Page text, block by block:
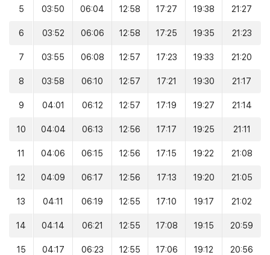
5 03:50 06:04 12:58 17:27 19:38 21:27
6 03:52 06:06 12:58 17:25 19:35 21:23
7 03:55 06:08 12:57 17:23 19:33 21:20
8 03:58 06:10 12:57 17:21 19:30 21:17
9 04:01 06:12 12:57 17:19 19:27 21:14
10 04:04 06:13 12:56 17:17 19:25 21:11
11 04:06 06:15 12:56 17:15 19:22 21:08
12 04:09 06:17 12:56 17:13 19:20 21:05
13 04:11 06:19 12:55 17:10 19:17 21:02
14 04:14 06:21 12:55 17:08 19:15 20:59
15 04:17 06:23 12:55 17:06 19:12 20:56